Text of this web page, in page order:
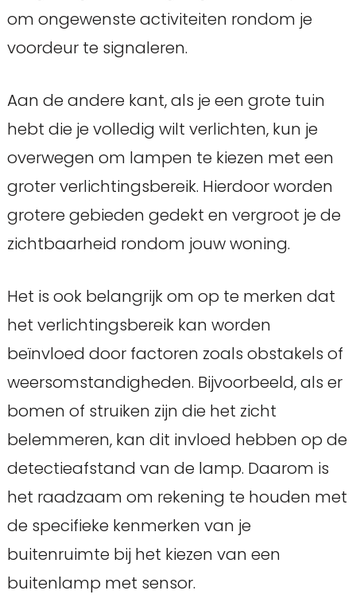
om ongewenste activiteiten rondom je
voordeur te signaleren.
Aan de andere kant, als je een grote tuin
hebt die je volledig wilt verlichten, kun je
overwegen om lampen te kiezen met een
groter verlichtingsbereik. Hierdoor worden
grotere gebieden gedekt en vergroot je de
zichtbaarheid rondom jouw woning.
Het is ook belangrijk om op te merken dat
het verlichtingsbereik kan worden
beïnvloed door factoren zoals obstakels of
weersomstandigheden. Bijvoorbeeld, als er
bomen of struiken zijn die het zicht
belemmeren, kan dit invloed hebben op de
detectieafstand van de lamp. Daarom is
het raadzaam om rekening te houden met
de specifieke kenmerken van je
buitenruimte bij het kiezen van een
buitenlamp met sensor.